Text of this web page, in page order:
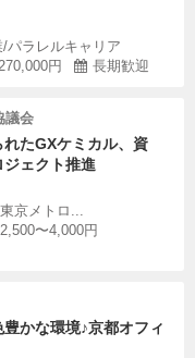
パラレルキャリア
円
長期歓迎
議会
たGXケミカル、資
ェクト推進
京メトロ...
〜4,000円
かな環境♪京都オフィ